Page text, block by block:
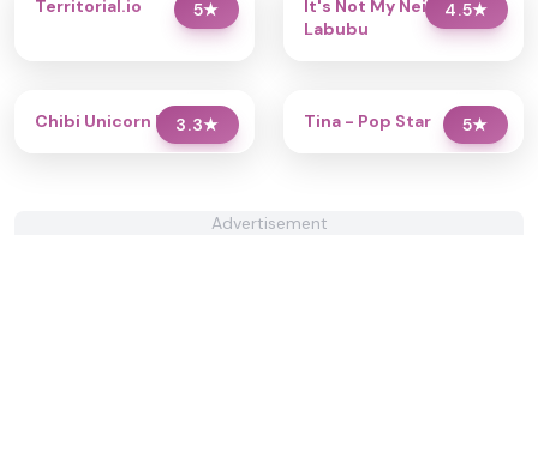
5★
Territorial.io 4.5★
It's Not My Neighbor:
Labubu
3.3★
Chibi Unicorn Dress Up 5★
Tina - Pop Star
Advertisement